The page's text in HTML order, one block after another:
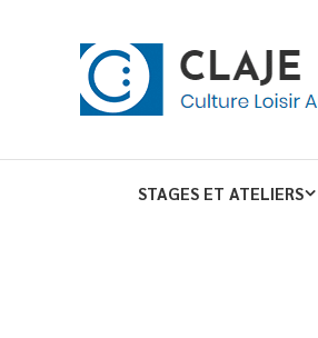
Claje
STAGES ET ATELIERS